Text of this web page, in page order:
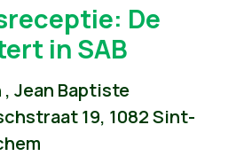
De
in SAB
, Jean Baptiste
19, 1082 Sint-